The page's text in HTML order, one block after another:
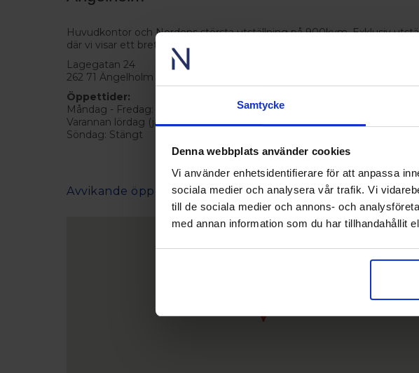
Samtycke
Denna webbplats använder cookies
Vi använder enhetsidentifierare för att anpassa
sociala medier och analysera vår trafik. Vi
till de sociala medier och annons- och
med annan information som du har tillhandahållit
Huvudkontor och Nordens största utställning på 900kvm. Exklusiv
där vi visar ett brett sortiment av produkter.
Lagegatan 24
262 71 Ängelholm
Öppettider:
Måndag - Fredag: 08.00-17.00
Varannan lördag (jämna veckor): 10.00-14.00
Söndag: Stängt
Avvikande öppettider